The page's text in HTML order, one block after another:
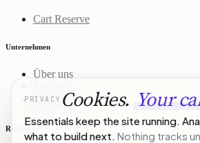
Cart Reserve
Unternehmen
Über uns
Kontakt
Rechtliches
PRIVACY Cookies. Your
Essentials keep the site running.
what to build next. Nothing tracks